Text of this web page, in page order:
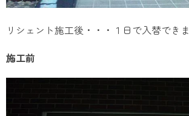
リシェント施工後・・・１日で入替できま
施工前